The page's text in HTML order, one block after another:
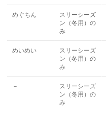
めぐちん
スリーシーズ
ン（冬用）の
み
めいめい
スリーシーズ
ン（冬用）の
み
－
スリーシーズ
ン（冬用）の
み